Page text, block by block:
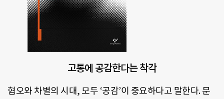
고통에 공감한다는 착각
혐오와 차별의 시대, 모두 ‘공감’이 중요하다고 말한다. 문